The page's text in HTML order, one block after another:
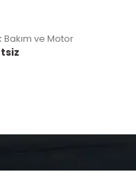
Bakım ve Motor